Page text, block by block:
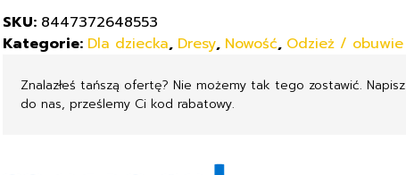
CZĘŚCIOWY
86
SKU: 8447372648553
Kategorie: Dla dziecka, Dresy, Nowość, Odzież / obuwie
Znalazłeś tańszą ofertę? Nie możemy tak tego zostawić. Napisz
do nas, prześlemy Ci kod rabatowy.